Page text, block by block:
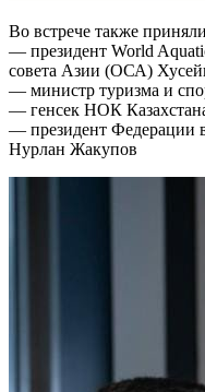
Во встрече также
— президент World
совета Азии (ОСА)
— министр туризма и
— генсек НОК
— президент Федерации
Нурлан Жакупов